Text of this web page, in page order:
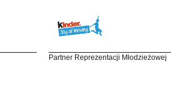
Partner Reprezentacji Młodzieżowej